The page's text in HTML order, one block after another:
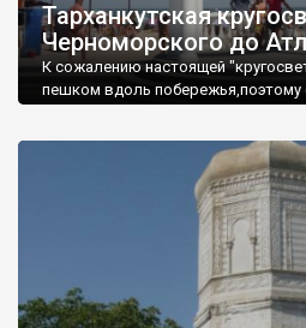
Тарханкутская
Черноморского до
К сожалению настоящей
пешком вдоль